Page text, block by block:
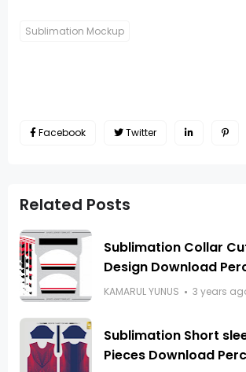
Sublimation Mockup
Facebook Twitter
Related Posts
Sublimation Collar
Design Download
KAMARUL YUNUS 3 years
Sublimation Short
Pieces Download